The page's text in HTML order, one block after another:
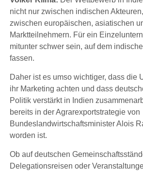
nicht nur zwischen indischen
zwischen europäischen, asiatischen
Marktteilnehmern. Für ein
mitunter schwer sein, auf dem
fassen.
Daher ist es umso wichtiger, dass die
ihr Marketing achten und dass
Politik verstärkt in Indien
bereits in der Agrarexportstrategie von
Bundeslandwirtschaftsminister Alois
worden ist.
Ob auf deutschen
Delegationsreisen oder